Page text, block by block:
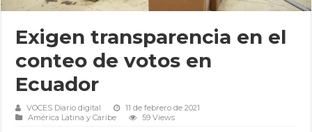
Exigen transparencia en el
conteo de votos en
Ecuador
VOCES Diario digital
11 de febrero de 2021
América Latina y Caribe
59 Views